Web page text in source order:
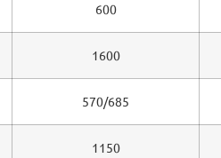
600
1600
570/685
1150